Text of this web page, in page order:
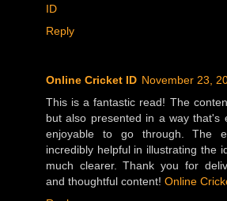
ID
Reply
Online Cricket ID November 23,
This is a fantastic read! The
but also presented in a way that's
enjoyable to go through. The
incredibly helpful in illustrating the
much clearer. Thank you for
and thoughtful content! Online